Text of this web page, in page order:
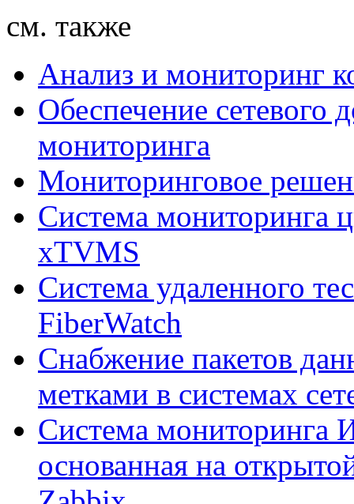
см. также
Анализ и мониторинг
Обеспечение сетевого
мониторинга
Мониторинговое
Система мониторинга
xTVMS
Система удаленного
FiberWatch
Снабжение пакетов
метками в системах
Система мониторинга
основанная на